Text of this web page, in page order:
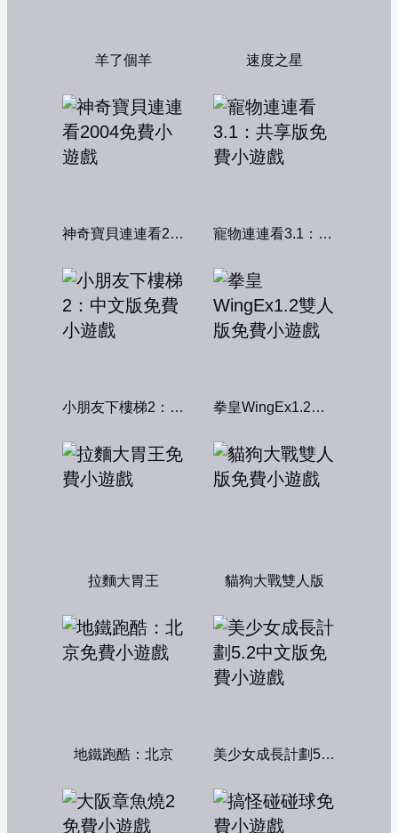
羊了個羊 速度之星
神奇寶貝連連看2004 寵物連連看3.1：共享版
小朋友下樓梯2：中文版 拳皇WingEx1.2雙人版
拉麵大胃王 貓狗大戰雙人版
地鐵跑酷：北京 美少女成長計劃5.2中文版